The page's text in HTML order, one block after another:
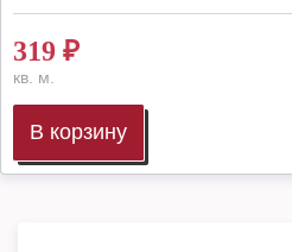
319 ₽
кв. м.
В корзину